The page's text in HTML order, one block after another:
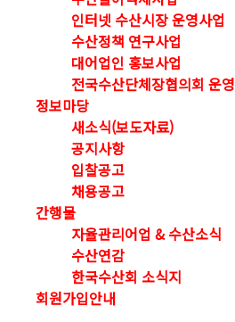
인터넷 수산시장 운영사업
수산정책 연구사업
대어업인 홍보사업
전국수산단체장협의회 운영
정보마당
새소식(보도자료)
공지사항
입찰공고
채용공고
간행물
자율관리어업 & 수산소식
수산연감
한국수산회 소식지
회원가입안내